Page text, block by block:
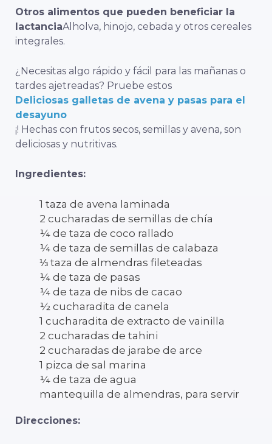
Otros alimentos que pueden beneficiar la
lactanciaAlholva, hinojo, cebada y otros cereales
integrales.
¿Necesitas algo rápido y fácil para las mañanas o
tardes ajetreadas? Pruebe estos
Deliciosas galletas de avena y pasas para el
desayuno
¡! Hechas con frutos secos, semillas y avena, son
deliciosas y nutritivas.
Ingredientes:
1 taza de avena laminada
2 cucharadas de semillas de chía
¼ de taza de coco rallado
¼ de taza de semillas de calabaza
⅓ taza de almendras fileteadas
¼ de taza de pasas
¼ de taza de nibs de cacao
½ cucharadita de canela
1 cucharadita de extracto de vainilla
2 cucharadas de tahini
2 cucharadas de jarabe de arce
1 pizca de sal marina
¼ de taza de agua
mantequilla de almendras, para servir
Direcciones: